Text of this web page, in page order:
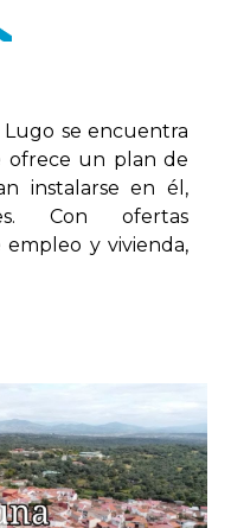
se encuentra
ofrece un plan de
instalarse en él,
Con ofertas
empleo y vivienda,